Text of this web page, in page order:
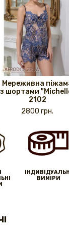
Мереживна
з шортами
2102
2800 грн.
ВИМІРИ